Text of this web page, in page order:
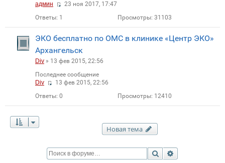
админ
23 ноя 2017, 17:47
Ответы: 1 Просмотры: 31103
ЭКО бесплатно по ОМС в клинике «Центр ЭКО»
Архангельск
Div » 13 фев 2015, 22:56
Последнее сообщение
Div
13 фев 2015, 22:56
Ответы: 0 Просмотры: 12410
Новая тема
Поиск